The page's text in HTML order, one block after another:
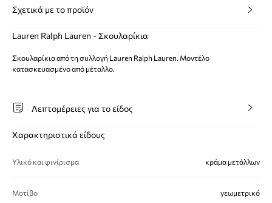
Σχετικά με το προϊόν
Lauren Ralph Lauren - Σκουλαρίκια
Σκουλαρίκια από τη συλλογή Lauren Ralph Lauren. Μοντέλο
κατασκευασμένο από μέταλλο.
Λεπτομέρειες για το είδος
Χαρακτηριστικά είδους
Υλικό και φινίρισμα κράμα μετάλλων
Μοτίβο γεωμετρικό